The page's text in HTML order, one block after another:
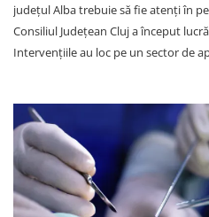
județul Alba trebuie să fie atenți în
Consiliul Județean Cluj a început
Intervențiile au loc pe un sector de